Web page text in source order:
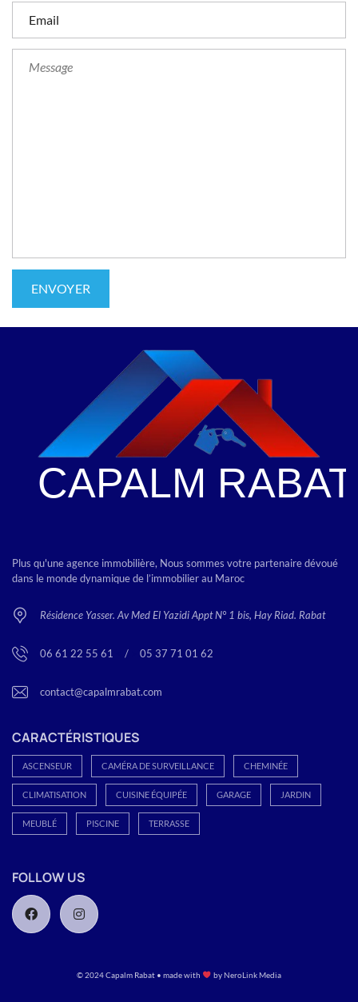
Plus qu'une agence immobilière, Nous sommes votre partenaire dévoué
dans le monde dynamique de l’immobilier au Maroc
Résidence Yasser. Av Med El Yazidi Appt N° 1 bis, Hay Riad. Rabat
06 61 22 55 61 / 05 37 71 01 62
contact@capalmrabat.com
CARACTÉRISTIQUES
ASCENSEUR CAMÉRA DE SURVEILLANCE CHEMINÉE
CLIMATISATION CUISINE ÉQUIPÉE GARAGE JARDIN
MEUBLÉ PISCINE TERRASSE
FOLLOW US
© 2024 Capalm Rabat • made with byNeroLink Media